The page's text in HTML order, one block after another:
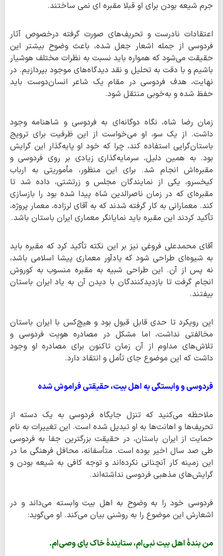
جرم شیعه بودن برای او قبلا مقبره ای نمی ساختند.
اعتقادات نادرست و تحریف‌های صورت گرفته درخصوص آثار
فردوسی از جمله اشعار جعل شده، باعث وضوح بیشتر این
حقیقت می‌شود که همواره باید نسبت به نظرات مختلف هوشیار
باشیم و با دقت به تحلیل و نقد دیدگاه‌های موجود بپردازیم. در
نهایت، هدف فردوسی در مقام یک شاعر انسان‌دوست باید
حفظ شده و به‌خوبی منتقل شود.
زمان رضا شاه، نگاه دوگانه‌ای به فردوسی و شاهنامه وجود
داشت. از یک سو، او می‌خواست از این ظرفیت برای ترویج
باستان‌گرایی استفاده کند، چرا که خود او پایه‌گذار این گرایش
بود. به همین دلیل، سرمایه‌گذاری زیادی بر روی فردوسی و
مقبره‌اش انجام شد. برای این منظور، مأموریتی به ارباب
کیخسرو، یکی از نمایندگان مجلس و زرتشتی، داده شد تا
مقبره‌ای که در زمان ناصرالدین شاه پیدا شده بود را بازسازی
کند. معمارانی به کار گرفته شدند که به آقای لرزاده، معمار پروژه،
تأکید کردند این مقبره باید نمایانگر معماری ایران باستان باشد.
آقای محمدعلی فروغی نیز بر این نکته تأکید کرد که مقبره باید
به شیوه‌ای طراحی شود که یادآور معماری پیشا اسلامی باشد،
نه پس از آن. این طراحی شبیه به مقبره منسوب به کوروش
انجام گرفت تا بازدیدکنندگان با دیدن آن به یاد ایران باستان
بیفتند.
این رویکرد تا حدی قابل قبول بود و هیچ‌کس با ایران باستان
مخالفتی نداشت، اما مشکل در مصادره هویت فردوسی و
تلاش‌های مداوم از آن زمان تاکنون برای مصادره او وجود
داشت که این موضوع جای تأمل و انتقاد دارد.
فردوسی و وابستگی به اهل بیت، حقیقتی فراموش شده
ملاحظه می‌کنید که تنزل جایگاه فردوسی به یک دسته از
تحریف‌ها و اهانت‌ها به او تبدیل شده است. این تغییرات به نام
حمایت از ایران باستان، در حقیقت بزرگترین جفا به فردوسی
طی صد سال اخیر بوده است. متأسفانه، محافل فرهنگی ما در
این زمینه کار آنچنانی نکرده‌اند و توجه کافی به شیعه بودن و
گرایش‌های مذهبی فردوسی نداشته‌اند.
فردوسی خود را به وضوح به اهل بیت وابسته می‌داند و در
اشعارش این موضوع را به روشنی بیان می‌کند. او می‌گوید:
من بندهٔ اهل بیت نبی‌ام، ستایندهٔ خاک پای وصی‌ام.